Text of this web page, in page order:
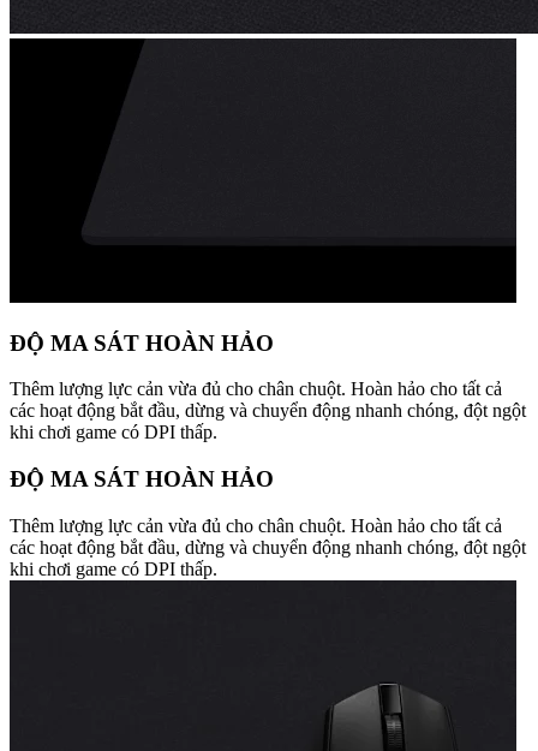
ĐỘ MA SÁT HOÀN HẢO
Thêm lượng lực cản vừa đủ cho chân chuột. Hoàn hảo cho tất cả
các hoạt động bắt đầu, dừng và chuyển động nhanh chóng, đột ngột
khi chơi game có DPI thấp.
ĐỘ MA SÁT HOÀN HẢO
Thêm lượng lực cản vừa đủ cho chân chuột. Hoàn hảo cho tất cả
các hoạt động bắt đầu, dừng và chuyển động nhanh chóng, đột ngột
khi chơi game có DPI thấp.